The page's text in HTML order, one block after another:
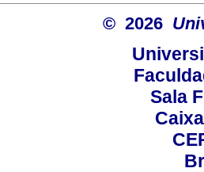
© 2026
Sala